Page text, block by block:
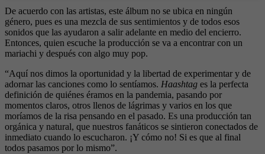
De acuerdo con las artistas, este álbum no se ubica en ningún
género, pues es una mezcla de sus sentimientos y de todos esos
sonidos que las ayudaron a salir adelante en medio del encierro.
Entonces, quien escuche la producción se va a encontrar con un
mariachi y después con algo muy pop.
“Aquí nos dimos la oportunidad y la libertad de experimentar y de
adornar las canciones como lo sentíamos. Haashtag es la perfecta
definición de quiénes éramos en la pandemia, pasando por
momentos claros, otros llenos de lágrimas y varios en los que
moríamos de la risa pensando en el pasado. Es una producción tan
orgánica y natural, que nuestros fanáticos se sintieron conectados de
inmediato cuando lo escucharon. ¡Y cómo no! Si es que al final
todos pasamos por lo mismo”.